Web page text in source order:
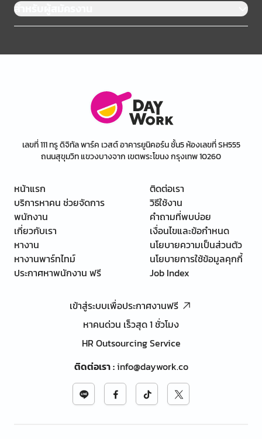
สำหรับผู้สมัครงาน
เลขที่ 111 ทรู ดิจิทัล พาร์ค เวสต์ อาคารยูนิคอร์น ชั้น5 ห้องเลขที่ SH555
ถนนสุขุมวิท แขวงบางจาก เขตพระโขนง กรุงเทพ 10260
หน้าแรก
บริการหาคน ช่วยจัดการ
พนักงาน
เกี่ยวกับเรา
หางาน
หางานพาร์ทไทม์
ประกาศหาพนักงาน ฟรี
ติดต่อเรา
วิธีใช้งาน
คำถามที่พบบ่อย
เงื่อนไขและข้อกำหนด
นโยบายความเป็นส่วนตัว
นโยบายการใช้ข้อมูลคุกกี้
Job Index
เข้าสู่ระบบเพื่อประกาศงานฟรี
หาคนด่วน เร็วสุด 1 ชั่วโมง
HR Outsourcing Service
ติดต่อเรา:info@daywork.co